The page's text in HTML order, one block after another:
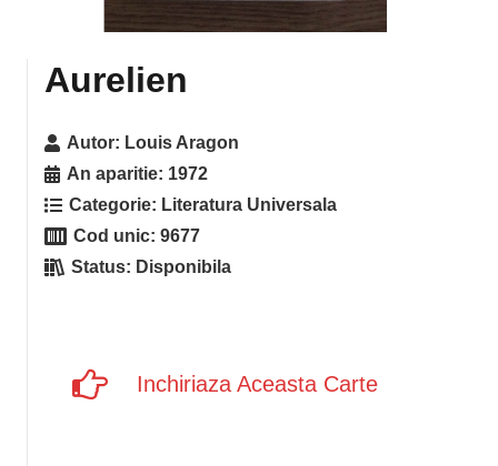
Aurelien
Autor: Louis Aragon
An aparitie: 1972
Categorie: Literatura Universala
Cod unic:9677
Status: Disponibila
Inchiriaza Aceasta Carte